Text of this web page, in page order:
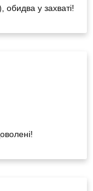
обидва у захваті!